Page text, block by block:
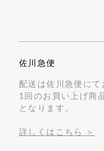
佐川急便
配送は佐川急便にて
1回のお買い上げ商
となります。
詳しくはこちら ＞